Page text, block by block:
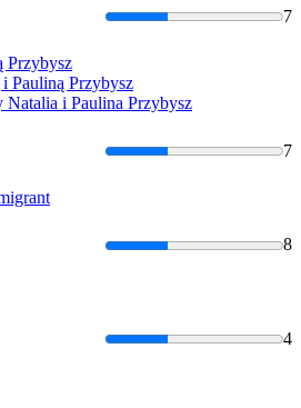
7
Przybysz
Pauliną Przybysz
Natalia i Paulina Przybysz
7
8
4